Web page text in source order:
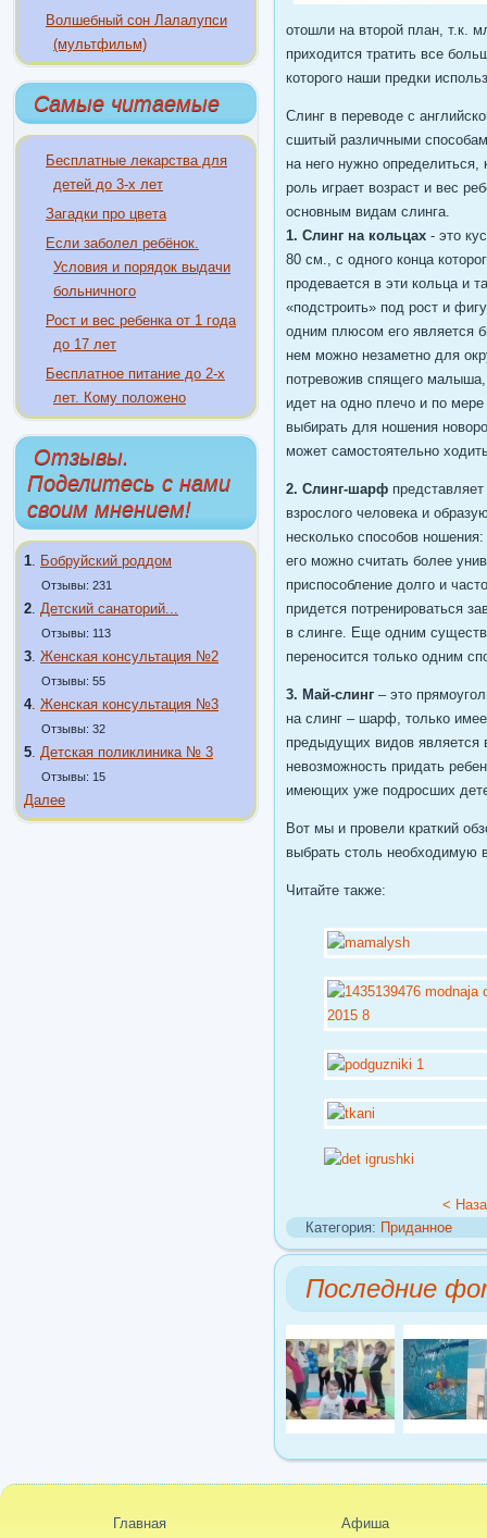
Волшебный сон Лалалупси
(мультфильм)
Самые читаемые
Бесплатные лекарства для
детей до 3-х лет
Загадки про цвета
Если заболел ребёнок.
Условия и порядок выдачи
больничного
Рост и вес ребенка от 1 года
до 17 лет
Бесплатное питание до 2-х
лет. Кому положено
Отзывы.
Поделитесь с нами
своим мнением!
1 Бобруйский роддом
Отзывы: 231
2 Детский санаторий...
Отзывы: 113
3 Женская консультация №2
Отзывы: 55
4. Женская консультация №3
Отзывы: 32
5 Детская поликлиника № 3
Отзывы: 15
Далее
отошли на второй план, т.к.
приходится тратить все
которого наши предки
Слинг в переводе с
сшитый различными
на него нужно
роль играет возраст и вес
основным видам слинга.
1. Слинг на кольцах - это
80 см., с одного конца
продевается в эти кольца и
«подстроить» под рост и
одним плюсом его является
нем можно незаметно для
потревожив спящего малыша,
идет на одно плечо и по
выбирать для ношения
может самостоятельно
2. Слинг-шарф
взрослого человека и
несколько способов
его можно считать более
приспособление долго и
придется потренироваться
в слинге. Еще одним
переносится только одним
3. Май-слинг – это
на слинг – шарф, только
предыдущих видов является
невозможность придать
имеющих уже подросших
Вот мы и провели краткий
выбрать столь
Читайте также:
<
Категория: Приданное
Последние
Главная
Афиша